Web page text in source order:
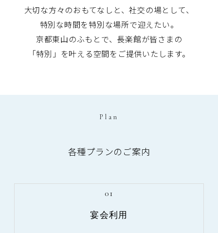
大切な方々のおもてなしと、社交の場として、
特別な時間を特別な場所で迎えたい。
京都東山のふもとで、長楽館が皆さまの
「特別」を叶える空間をご提供いたします。
Plan
各種プランのご案内
01
宴会利用